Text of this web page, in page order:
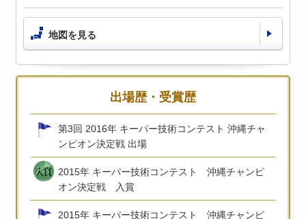
地図を見る
出場歴・受賞歴
第3回 2016年 キーパー技術コンテスト 沖縄チャ
ンピオン決定戦 出場
2015年 キーパー技術コンテスト 沖縄チャンピ
オン決定戦 入賞
2015年 キーパー技術コンテスト 沖縄チャンピ